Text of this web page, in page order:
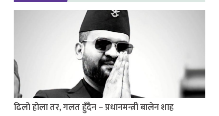
ढिलो होला तर, गलत हुँदैन – प्रधानमन्त्री बालेन शाह